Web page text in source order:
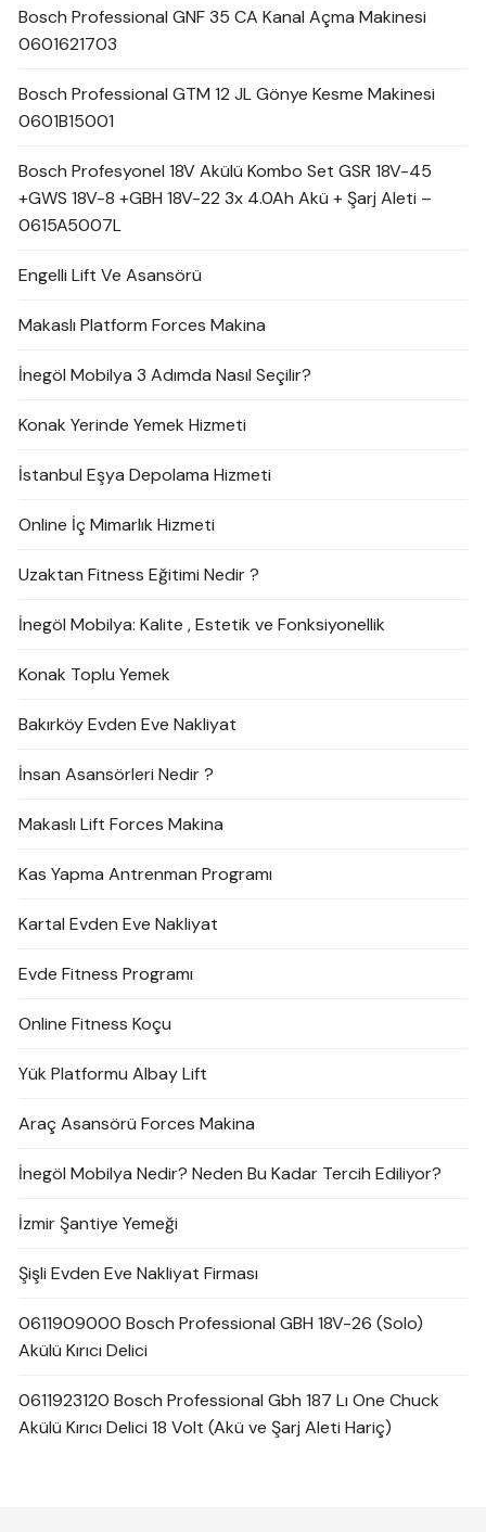
Bosch Professional GNF 35 CA Kanal Açma Makinesi
0601621703
Bosch Professional GTM 12 JL Gönye Kesme Makinesi
0601B15001
Bosch Profesyonel 18V Akülü Kombo Set GSR 18V-45
+GWS 18V-8 +GBH 18V-22 3x 4.0Ah Akü + Şarj Aleti –
0615A5007L
Engelli Lift Ve Asansörü
Makaslı Platform Forces Makina
İnegöl Mobilya 3 Adımda Nasıl Seçilir?
Konak Yerinde Yemek Hizmeti
İstanbul Eşya Depolama Hizmeti
Online İç Mimarlık Hizmeti
Uzaktan Fitness Eğitimi Nedir ?
İnegöl Mobilya: Kalite , Estetik ve Fonksiyonellik
Konak Toplu Yemek
Bakırköy Evden Eve Nakliyat
İnsan Asansörleri Nedir ?
Makaslı Lift Forces Makina
Kas Yapma Antrenman Programı
Kartal Evden Eve Nakliyat
Evde Fitness Programı
Online Fitness Koçu
Yük Platformu Albay Lift
Araç Asansörü Forces Makina
İnegöl Mobilya Nedir? Neden Bu Kadar Tercih Ediliyor?
İzmir Şantiye Yemeği
Şişli Evden Eve Nakliyat Firması
0611909000 Bosch Professional GBH 18V-26 (Solo)
Akülü Kırıcı Delici
0611923120 Bosch Professional Gbh 187 Lı One Chuck
Akülü Kırıcı Delici 18 Volt (Akü ve Şarj Aleti Hariç)